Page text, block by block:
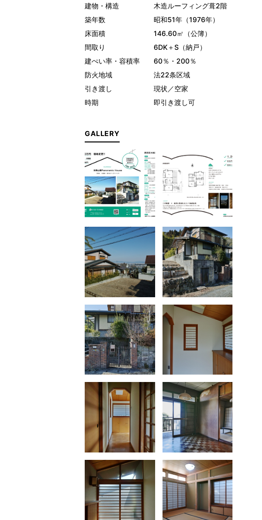
建物・構造 木造ルーフィング葺2階
築年数 昭和51年（1976年）
床面積 146.60㎡（公簿）
間取り 6DK＋S（納戸）
建ぺい率・容積率 60％・200％
防火地域 法22条区域
引き渡し 現状／空家
時期 即引き渡し可
GALLERY